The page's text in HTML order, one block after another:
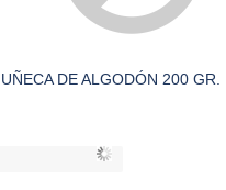
DE ALGODÓN 200 GR.